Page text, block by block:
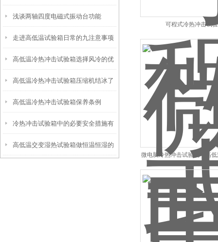
浅谈两轴四度电磁式振动台功能
走进高低温试验箱日常的九注意事项
高低温冷热冲击试验箱选择风冷的优
势和局限
高低温冷热冲击试验箱压缩机结冰了
怎么办？
高低温冷热冲击试验箱保养条例
冷热冲击试验箱中的必要安全措施有
哪些？
高低温交变湿热试验箱做恒温恒湿的
可程式冷热冲击试
微电脑冷热冲击试验机，高
家